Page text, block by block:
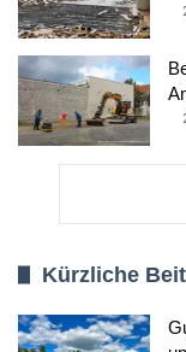
Kürzliche